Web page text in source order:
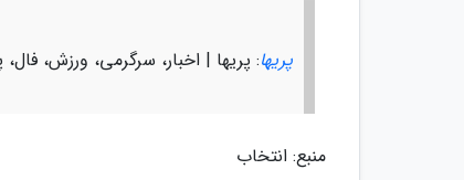
پریها: پریها | اخبار، سرگرمی، ورزش،
منبع: انتخاب